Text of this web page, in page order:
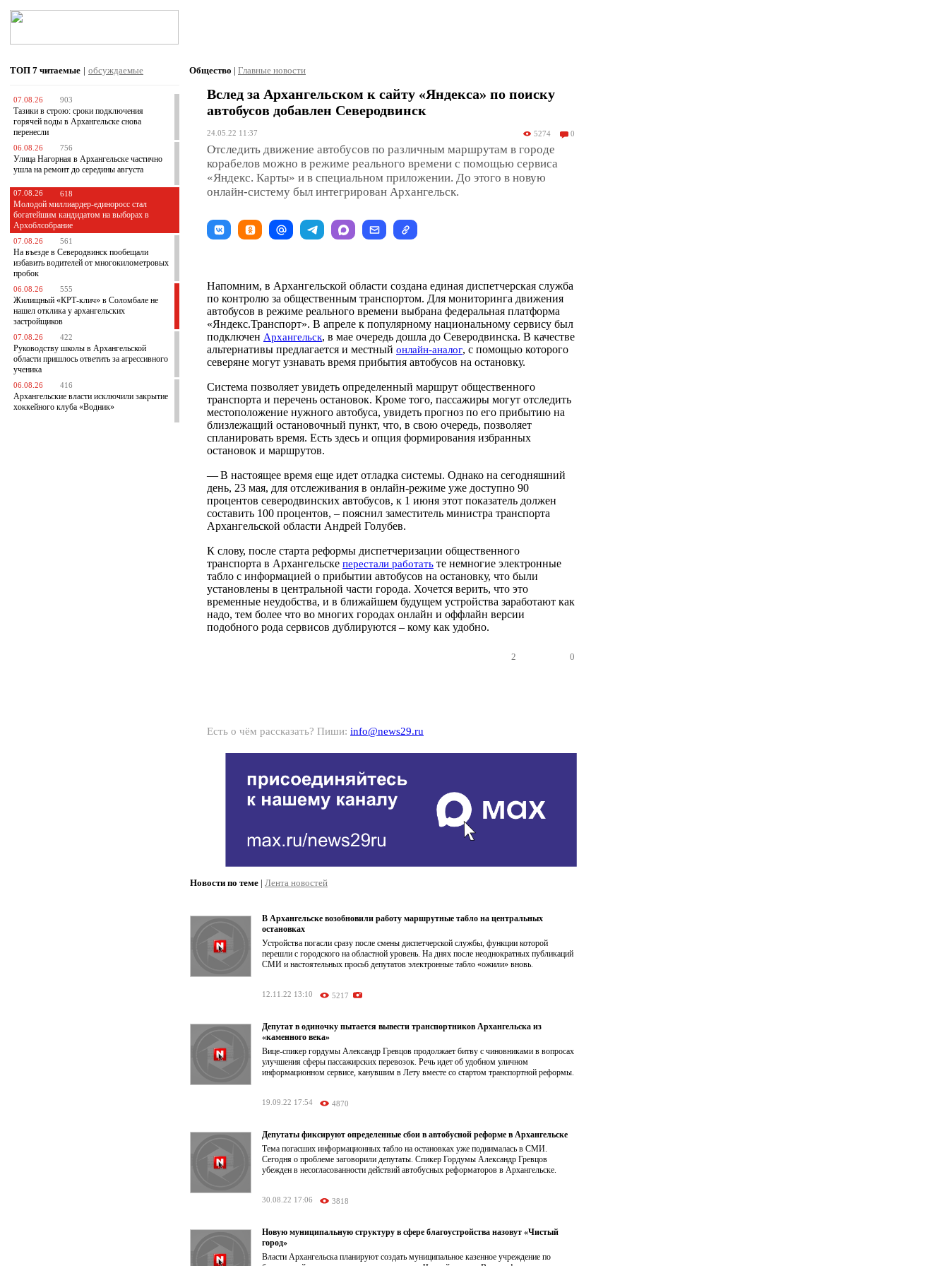
ТОП 7 читаемые | обсуждаемые
07.08.26 903
Тазики в строю: сроки подключения
горячей воды в Архангельске снова
перенесли
06.08.26 756
Улица Нагорная в Архангельске частично
ушла на ремонт до середины августа
07.08.26 618
Молодой миллиардер-единоросс стал
богатейшим кандидатом на выборах в
Архоблсобрание
07.08.26 561
На въезде в Северодвинск пообещали
избавить водителей от многокилометровых
пробок
06.08.26 555
Жилищный «КРТ-клич» в Соломбале не
нашел отклика у архангельских
застройщиков
07.08.26 422
Руководству школы в Архангельской
области пришлось ответить за агрессивного
ученика
06.08.26 416
Архангельские власти исключили закрытие
хоккейного клуба «Водник»
Общество | Главные новости
Вслед за Архангельском к сайту «Яндекса» по поиску
автобусов добавлен Северодвинск
24.05.22 11:37 5274 0
Отследить движение автобусов по различным маршрутам в городе
корабелов можно в режиме реального времени с помощью сервиса
«Яндекс. Карты» и в специальном приложении. До этого в новую
онлайн-систему был интегрирован Архангельск.
Напомним, в Архангельской области создана единая диспетчерская служба
по контролю за общественным транспортом. Для мониторинга движения
автобусов в режиме реального времени выбрана федеральная платформа
«Яндекс.Транспорт». В апреле к популярному национальному сервису был
подключен Архангельск, в мае очередь дошла до Северодвинска. В качестве
альтернативы предлагается и местный онлайн-аналог, с помощью которого
северяне могут узнавать время прибытия автобусов на остановку.
Система позволяет увидеть определенный маршрут общественного
транспорта и перечень остановок. Кроме того, пассажиры могут отследить
местоположение нужного автобуса, увидеть прогноз по его прибытию на
близлежащий остановочный пункт, что, в свою очередь, позволяет
спланировать время. Есть здесь и опция формирования избранных
остановок и маршрутов.
— В настоящее время еще идет отладка системы. Однако на сегодняшний
день, 23 мая, для отслеживания в онлайн-режиме уже доступно 90
процентов северодвинских автобусов, к 1 июня этот показатель должен
составить 100 процентов, – пояснил заместитель министра транспорта
Архангельской области Андрей Голубев.
К слову, после старта реформы диспетчеризации общественного
транспорта в Архангельске перестали работать те немногие электронные
табло с информацией о прибытии автобусов на остановку, что были
установлены в центральной части города. Хочется верить, что это
временные неудобства, и в ближайшем будущем устройства заработают как
надо, тем более что во многих городах онлайн и оффлайн версии
подобного рода сервисов дублируются – кому как удобно.
2 0
Есть о чём рассказать? Пиши: info@news29.ru
Новости по теме | Лента новостей
В Архангельске возобновили работу маршрутные табло на центральных
остановках
Устройства погасли сразу после смены диспетчерской службы, функции которой
перешли с городского на областной уровень. На днях после неоднократных публикаций
СМИ и настоятельных просьб депутатов электронные табло «ожили» вновь.
12.11.22 13:10 5217
Депутат в одиночку пытается вывести транспортников Архангельска из
«каменного века»
Вице-спикер гордумы Александр Гревцов продолжает битву с чиновниками в вопросах
улучшения сферы пассажирских перевозок. Речь идет об удобном уличном
информационном сервисе, канувшим в Лету вместе со стартом транспортной реформы.
19.09.22 17:54 4870
Депутаты фиксируют определенные сбои в автобусной реформе в Архангельске
Тема погасших информационных табло на остановках уже поднималась в СМИ.
Сегодня о проблеме заговорили депутаты. Спикер Гордумы Александр Гревцов
убежден в несогласованности действий автобусных реформаторов в Архангельске.
30.08.22 17:06 3818
Новую муниципальную структуру в сфере благоустройства назовут «Чистый
город»
Власти Архангельска планируют создать муниципальное казенное учреждение по